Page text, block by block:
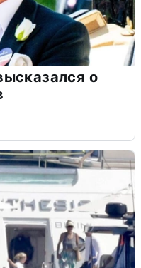
о